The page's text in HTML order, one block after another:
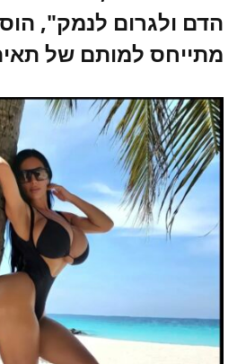
הדם ולגרום לנמק",
מתייחס למותם של